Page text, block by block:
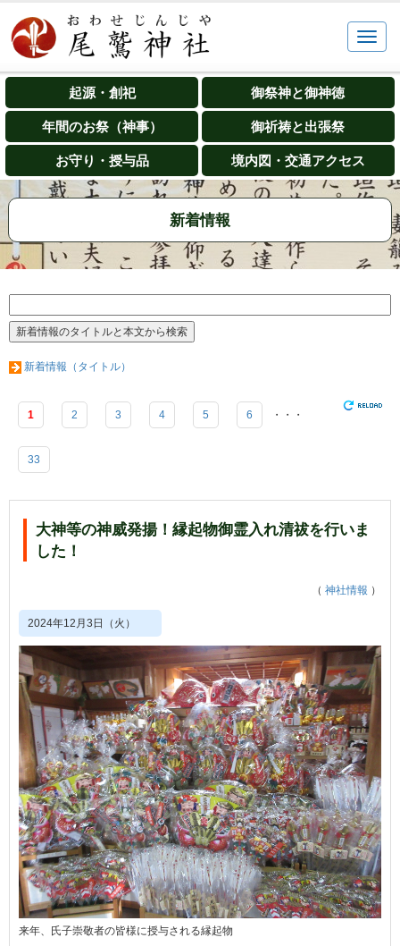
起源・創祀 御祭神と御神徳
年間のお祭（神事） 御祈祷と出張祭
お守り・授与品 境内図・交通アクセス
新着情報
新着情報（タイトル）
1 2 3 4 5 6 ・・・
33
大神等の神威発揚！縁起物御霊入れ清祓を行いま
した！
（ 神社情報 ）
2024年12月3日（火）
来年、氏子崇敬者の皆様に授与される縁起物